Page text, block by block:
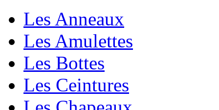
Les Anneaux
Les Amulettes
Les Bottes
Les Ceintures